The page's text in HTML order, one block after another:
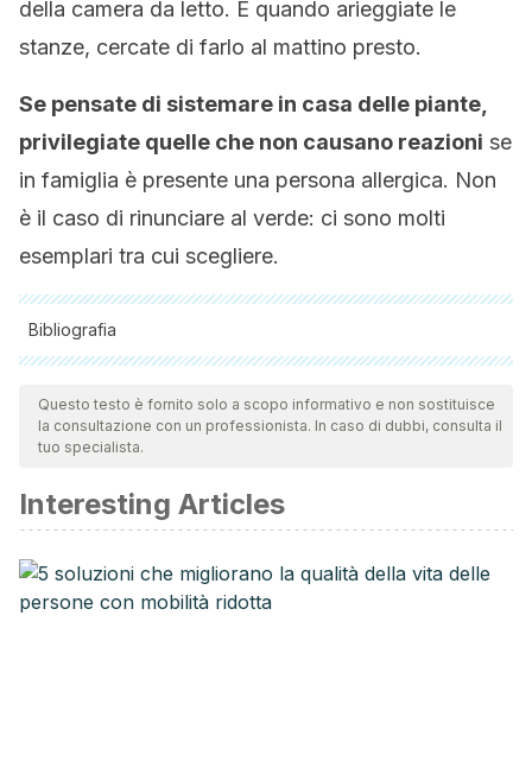
della camera da letto. E quando arieggiate le
stanze, cercate di farlo al mattino presto.
Se pensate di sistemare in casa delle piante,
privilegiate quelle che non causano reazioni se
in famiglia è presente una persona allergica. Non
è il caso di rinunciare al verde: ci sono molti
esemplari tra cui scegliere.
Bibliografia
Tutte le fonti citate sono state esaminate a fondo dal nostro
team per garantirne la qualità, l'affidabilità, l'attualità e la
validità. La bibliografia di questo articolo è stata considerata
Alonso Díaz M. Alergia a los pólenes de ciprés y
olivofenotipos clínicos y perfil de reconocimiento de
alérgenos en pacientes con doble sensibilización.
Universidad de Alcalá, 2017.
Questo testo è fornito solo a scopo informativo e non sostituisce
la consultazione con un professionista. In caso di dubbi, consulta il
tuo specialista.
Interesting Articles